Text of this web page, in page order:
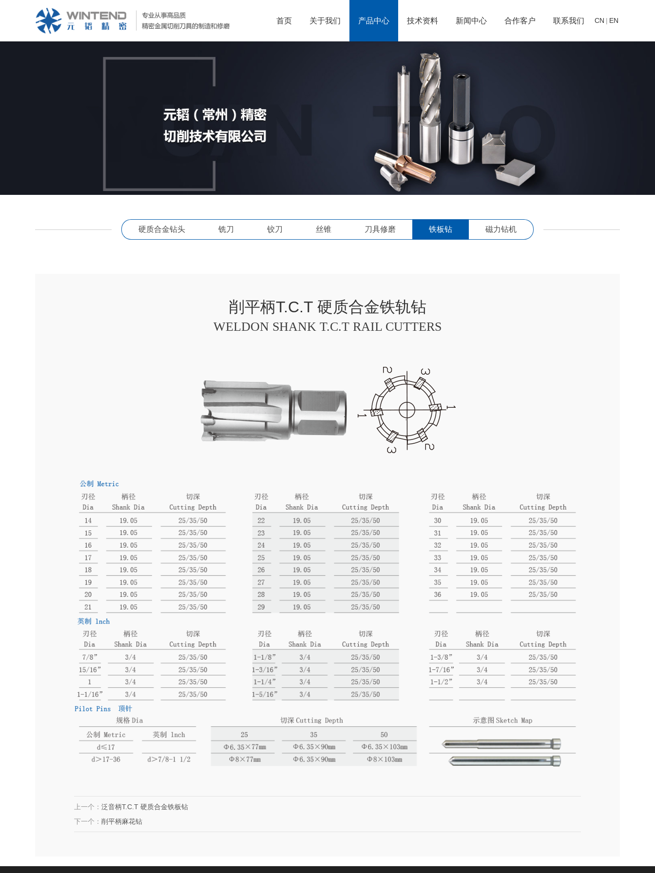
首页 关于我们 产品中心 技术资料 新闻中心 合作客户 联系我们 CN | EN
硬质合金钻头 铣刀 铰刀 丝锥 刀具修磨 铁板钻 磁力钻机
削平柄T.C.T 硬质合金铁轨钻
WELDON SHANK T.C.T RAIL CUTTERS
上一个： 泛音柄T.C.T 硬质合金铁板钻
下一个： 削平柄麻花钻